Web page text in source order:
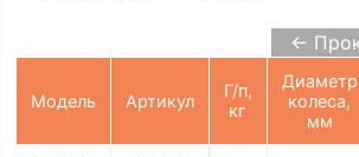
←
Модель Артикул
Г/п,
кг
Диаметр
колеса,
мм